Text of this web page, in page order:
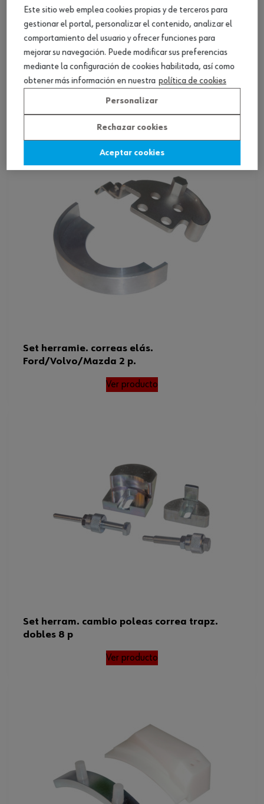
Set herram. desmon. correas distrb. Flex 8
piezas
Set herramie. correas elás.
Ford/Volvo/Mazda 2 p.
Ver producto
Set herram. cambio poleas correa trapz.
dobles 8 p
Ver producto
Este sitio web emplea cookies propias y de terceros para
gestionar el portal, personalizar el contenido, analizar el
comportamiento del usuario y ofrecer funciones para
mejorar su navegación. Puede modificar sus preferencias
mediante la configuración de cookies habilitada, así como
obtener más información en nuestra política de cookies
Personalizar
Rechazar cookies
Aceptar cookies